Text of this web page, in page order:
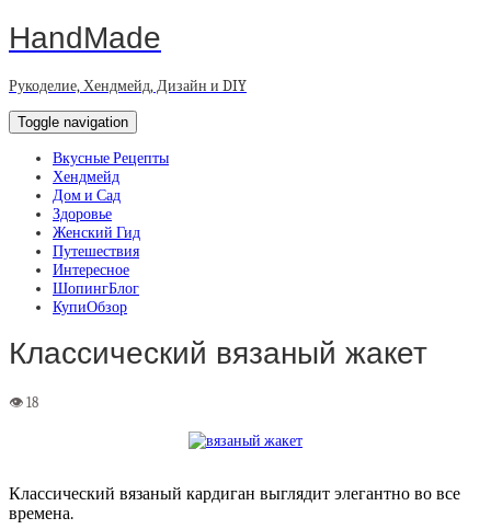
HandMade
Рукоделие, Хендмейд, Дизайн и DIY
Toggle navigation
Вкусные Рецепты
Хендмейд
Дом и Сад
Здоровье
Женский Гид
Путешествия
Интересное
ШопингБлог
КупиОбзор
Классический вязаный жакет
Классический вязаный кардиган выглядит элегантно во все
времена.